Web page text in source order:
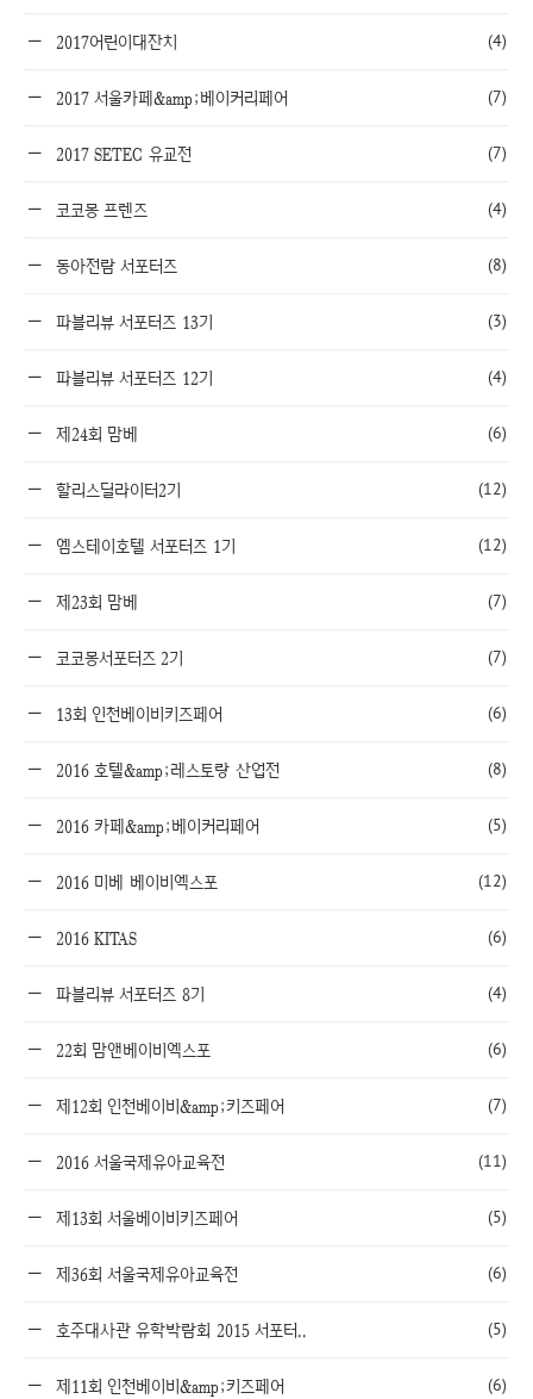
2017어린이대잔치 (4)
2017 서울카페&amp;베이커리페어 (7)
2017 SETEC 유교전 (7)
코코몽 프렌즈 (4)
동아전람 서포터즈 (8)
파블리뷰 서포터즈 13기 (3)
파블리뷰 서포터즈 12기 (4)
제24회 맘베 (6)
할리스딜라이터2기 (12)
엠스테이호텔 서포터즈 1기 (12)
제23회 맘베 (7)
코코몽서포터즈 2기 (7)
13회 인천베이비키즈페어 (6)
2016 호텔&amp;레스토랑 산업전 (8)
2016 카페&amp;베이커리페어 (5)
2016 미베 베이비엑스포 (12)
2016 KITAS (6)
파블리뷰 서포터즈 8기 (4)
22회 맘앤베이비엑스포 (6)
제12회 인천베이비&amp;키즈페어 (7)
2016 서울국제유아교육전 (11)
제13회 서울베이비키즈페어 (5)
제36회 서울국제유아교육전 (6)
호주대사관 유학박람회 2015 서포터.. (5)
제11회 인천베이비&amp;키즈페어 (6)